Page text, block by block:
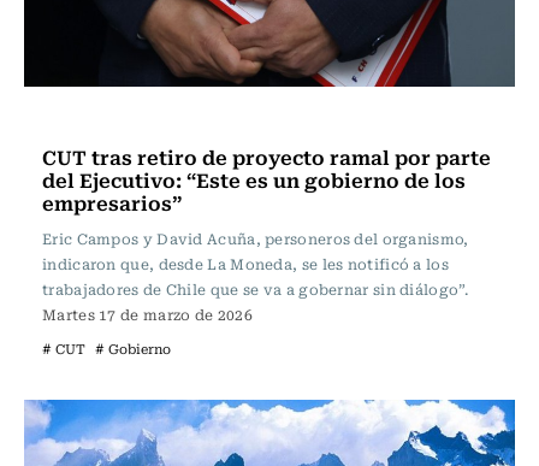
CUT tras retiro de proyecto ramal por parte
del Ejecutivo: “Este es un gobierno de los
empresarios”
Eric Campos y David Acuña, personeros del organismo,
indicaron que, desde La Moneda, se les notificó a los
trabajadores de Chile que se va a gobernar sin diálogo”.
Martes 17 de marzo de 2026
# CUT # Gobierno